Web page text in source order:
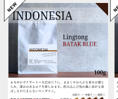
中煎り（シティロースト／ハイロースト）
浅煎り（ミディアムロースト）
バランス
フルーティ・すっきり軽め
ナッツ・チョコ感 コク・苦み寄り
デカフェ（カフェインレス）
トップスペシャルティ